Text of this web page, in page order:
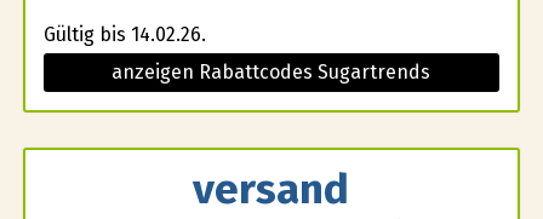
Gültig bis 14.02.26.
anzeigen Rabattcodes Sugartrends
versand